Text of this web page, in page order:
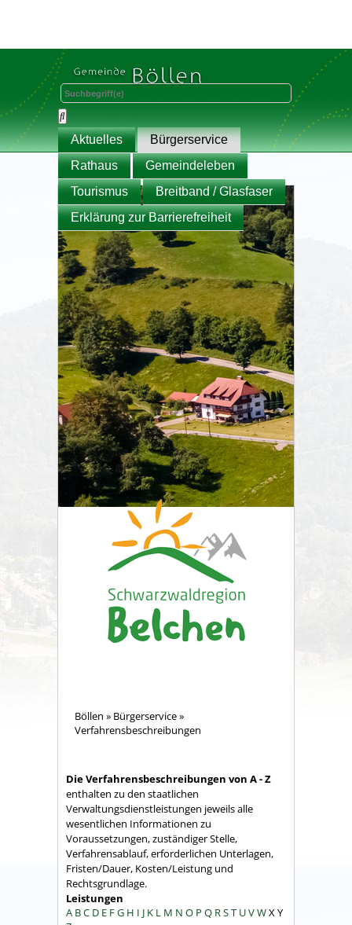
Aktuelles
Bürgerservice
Rathaus
Gemeindeleben
Tourismus
Breitband / Glasfaser
Erklärung zur Barrierefreiheit
Böllen » Bürgerservice»
Verfahrensbeschreibungen
Die Verfahrensbeschreibungen von A - Z
enthalten zu den staatlichen
Verwaltungsdienstleistungen jeweils alle
wesentlichen Informationen zu
Voraussetzungen, zuständiger Stelle,
Verfahrensablauf, erforderlichen Unterlagen,
Fristen/Dauer, Kosten/Leistung und
Rechtsgrundlage.
Leistungen
A BC D E FG H I J K L M N O P Q RST UVWX Y